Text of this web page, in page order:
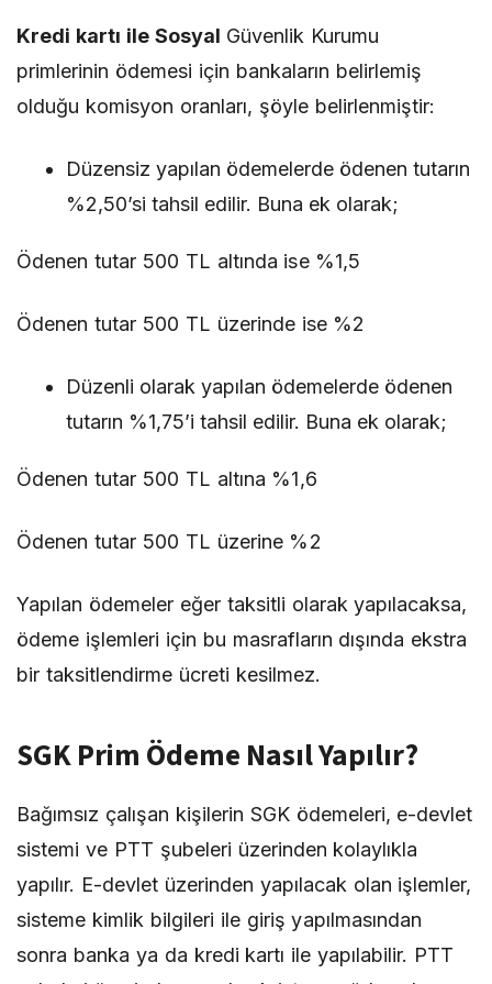
Kredi kartı ile Sosyal Güvenlik Kurumu
primlerinin ödemesi için bankaların belirlemiş
olduğu komisyon oranları, şöyle belirlenmiştir:
Düzensiz yapılan ödemelerde ödenen tutarın
%2,50’si tahsil edilir. Buna ek olarak;
Ödenen tutar 500 TL altında ise %1,5
Ödenen tutar 500 TL üzerinde ise %2
Düzenli olarak yapılan ödemelerde ödenen
tutarın %1,75’i tahsil edilir. Buna ek olarak;
Ödenen tutar 500 TL altına %1,6
Ödenen tutar 500 TL üzerine %2
Yapılan ödemeler eğer taksitli olarak yapılacaksa,
ödeme işlemleri için bu masrafların dışında ekstra
bir taksitlendirme ücreti kesilmez.
SGK Prim Ödeme Nasıl Yapılır?
Bağımsız çalışan kişilerin SGK ödemeleri, e-devlet
sistemi ve PTT şubeleri üzerinden kolaylıkla
yapılır. E-devlet üzerinden yapılacak olan işlemler,
sisteme kimlik bilgileri ile giriş yapılmasından
sonra banka ya da kredi kartı ile yapılabilir. PTT